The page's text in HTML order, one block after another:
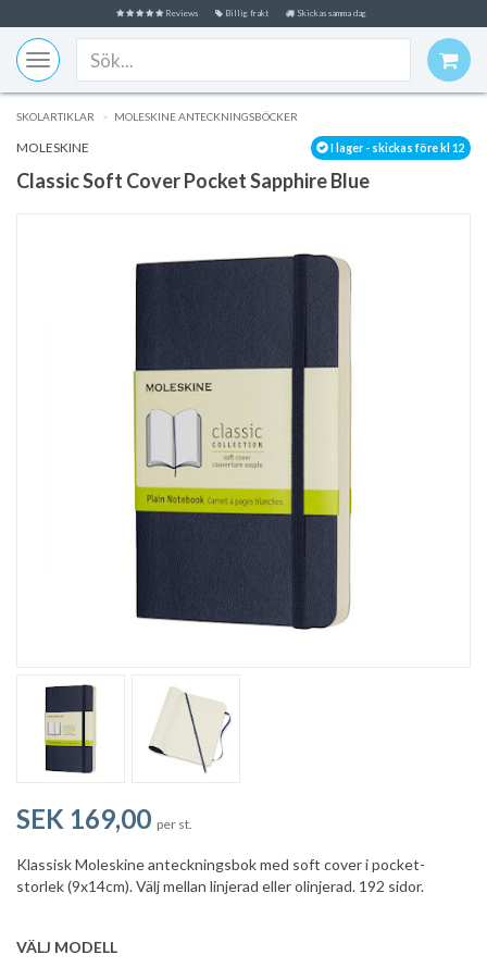
Reviews Billig frakt Skickas samma dag
Toggle
navigation
SKOLARTIKLAR MOLESKINE ANTECKNINGSBÖCKER
I lager - skickas före kl 12
MOLESKINE
Classic Soft Cover Pocket Sapphire Blue
SEK 169,00 per st.
Klassisk Moleskine anteckningsbok med soft cover i pocket-
storlek (9x14cm). Välj mellan linjerad eller olinjerad. 192 sidor.
VÄLJ MODELL